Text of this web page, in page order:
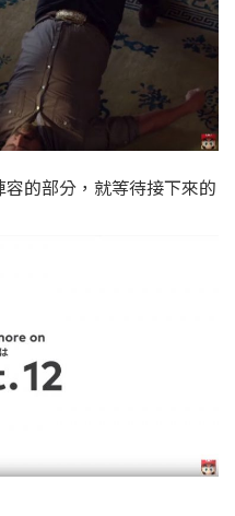
的部分，就等待接下來的